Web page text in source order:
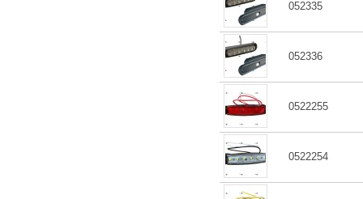
052335
052336
0522255
0522254